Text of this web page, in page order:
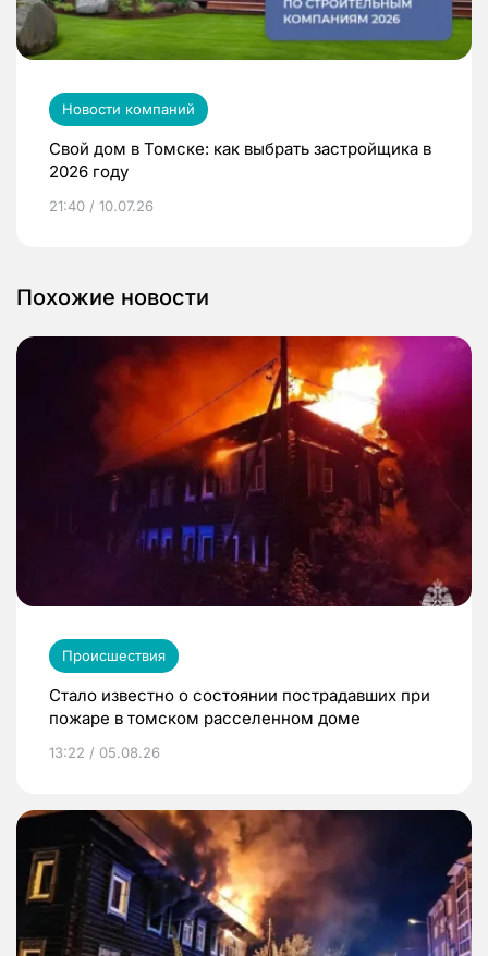
Новости компаний
Свой дом в Томске: как выбрать застройщика в
2026 году
21:40 / 10.07.26
Похожие новости
Происшествия
Стало известно о состоянии пострадавших при
пожаре в томском расселенном доме
13:22 / 05.08.26